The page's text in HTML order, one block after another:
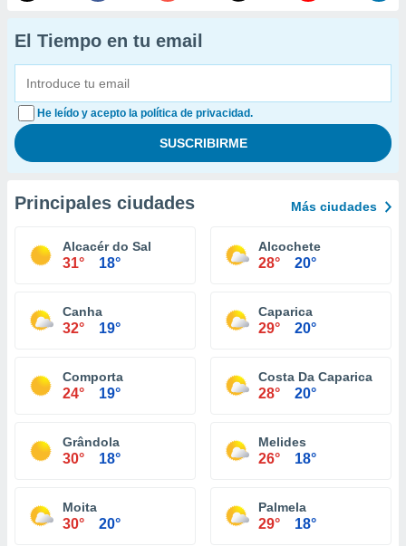
El Tiempo en tu email
He leído y acepto la política de privacidad.
Principales ciudades Más ciudades
Alcacér do Sal
31° 18°
Alcochete
28° 20°
Canha
32° 19°
Caparica
29° 20°
Comporta
24° 19°
Costa Da Caparica
28° 20°
Grândola
30° 18°
Melides
26° 18°
Moita
30° 20°
Palmela
29° 18°